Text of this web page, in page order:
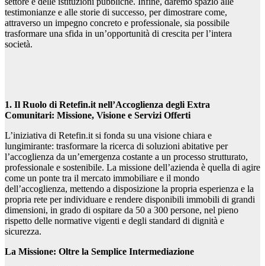
testimonianze e alle storie di successo, per dimostrare come,
attraverso un impegno concreto e professionale, sia possibile
trasformare una sfida in un’opportunità di crescita per l’intera
società.
1. Il Ruolo di Retefin.it nell’Accoglienza degli Extra
Comunitari: Missione, Visione e Servizi Offerti
L’iniziativa di Retefin.it si fonda su una visione chiara e
lungimirante: trasformare la ricerca di soluzioni abitative per
l’accoglienza da un’emergenza costante a un processo strutturato,
professionale e sostenibile. La missione dell’azienda è quella di agire
come un ponte tra il mercato immobiliare e il mondo
dell’accoglienza, mettendo a disposizione la propria esperienza e la
propria rete per individuare e rendere disponibili immobili di grandi
dimensioni, in grado di ospitare da 50 a 300 persone, nel pieno
rispetto delle normative vigenti e degli standard di dignità e
sicurezza.
La Missione: Oltre la Semplice Intermediazione